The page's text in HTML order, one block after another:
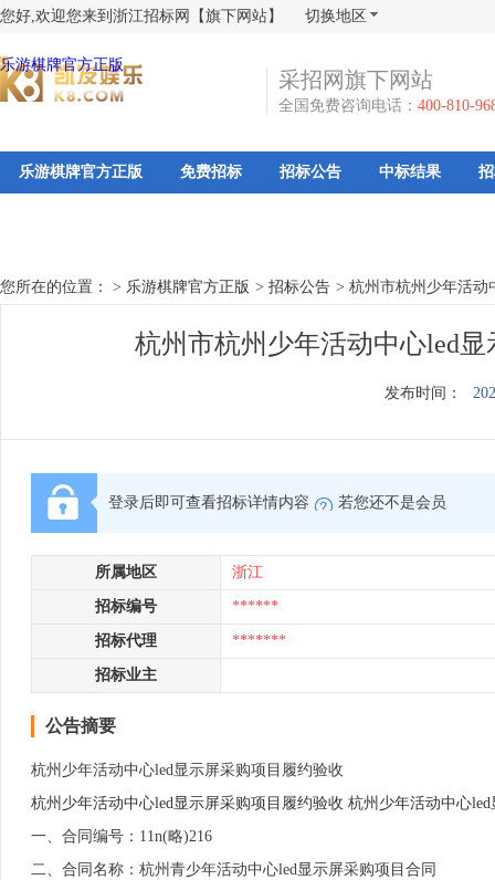
您好,欢迎您来到浙江招标网【旗下网站】 切换地区
乐游棋牌官方正版
采招网旗下网站
全国免费咨询电话： 400-810-
乐游棋牌官方正版 免费招标 招标公告 中标结果
您所在的位置： > 乐游棋牌官方正版 > 招标公告 > 杭州市杭州少年活动
杭州市杭州少年活动中心led
发布时间：
登录后即可查看招标详情内容 若您还不是会员
所属地区 浙江
招标编号 ******
招标代理 *******
招标业主
公告摘要
杭州少年活动中心led显示屏采购项目履约验收
杭州少年活动中心led显示屏采购项目履约验收 杭州少年活动中心
一、合同编号：11n(略)216
二、合同名称：杭州青少年活动中心led显示屏采购项目合同